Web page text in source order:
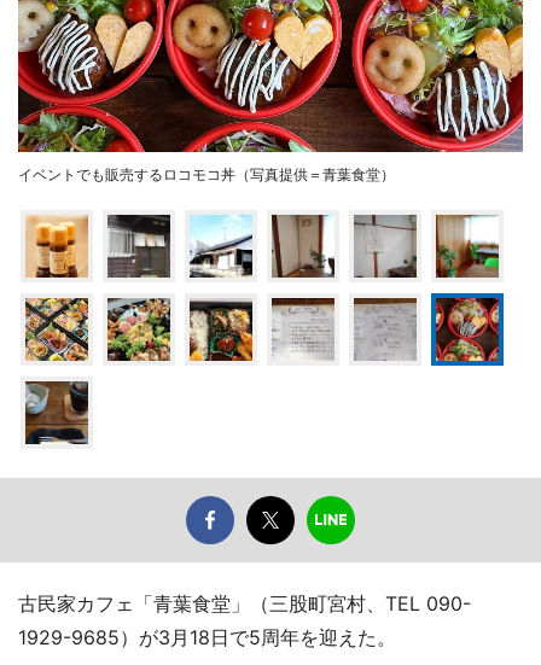
イベントでも販売するロコモコ丼（写真提供＝青葉食堂）
古民家カフェ「青葉食堂」（三股町宮村、TEL 090-
1929-9685）が3月18日で5周年を迎えた。